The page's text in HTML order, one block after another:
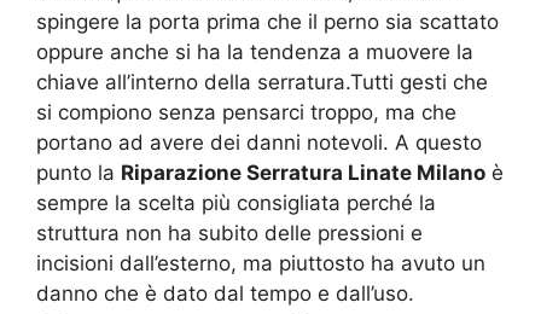
spingere la porta prima che il perno sia scattato
oppure anche si ha la tendenza a muovere la
chiave all’interno della serratura.Tutti gesti che
si compiono senza pensarci troppo, ma che
portano ad avere dei danni notevoli. A questo
punto la Riparazione Serratura Linate Milano è
sempre la scelta più consigliata perché la
struttura non ha subito delle pressioni e
incisioni dall’esterno, ma piuttosto ha avuto un
danno che è dato dal tempo e dall’uso.